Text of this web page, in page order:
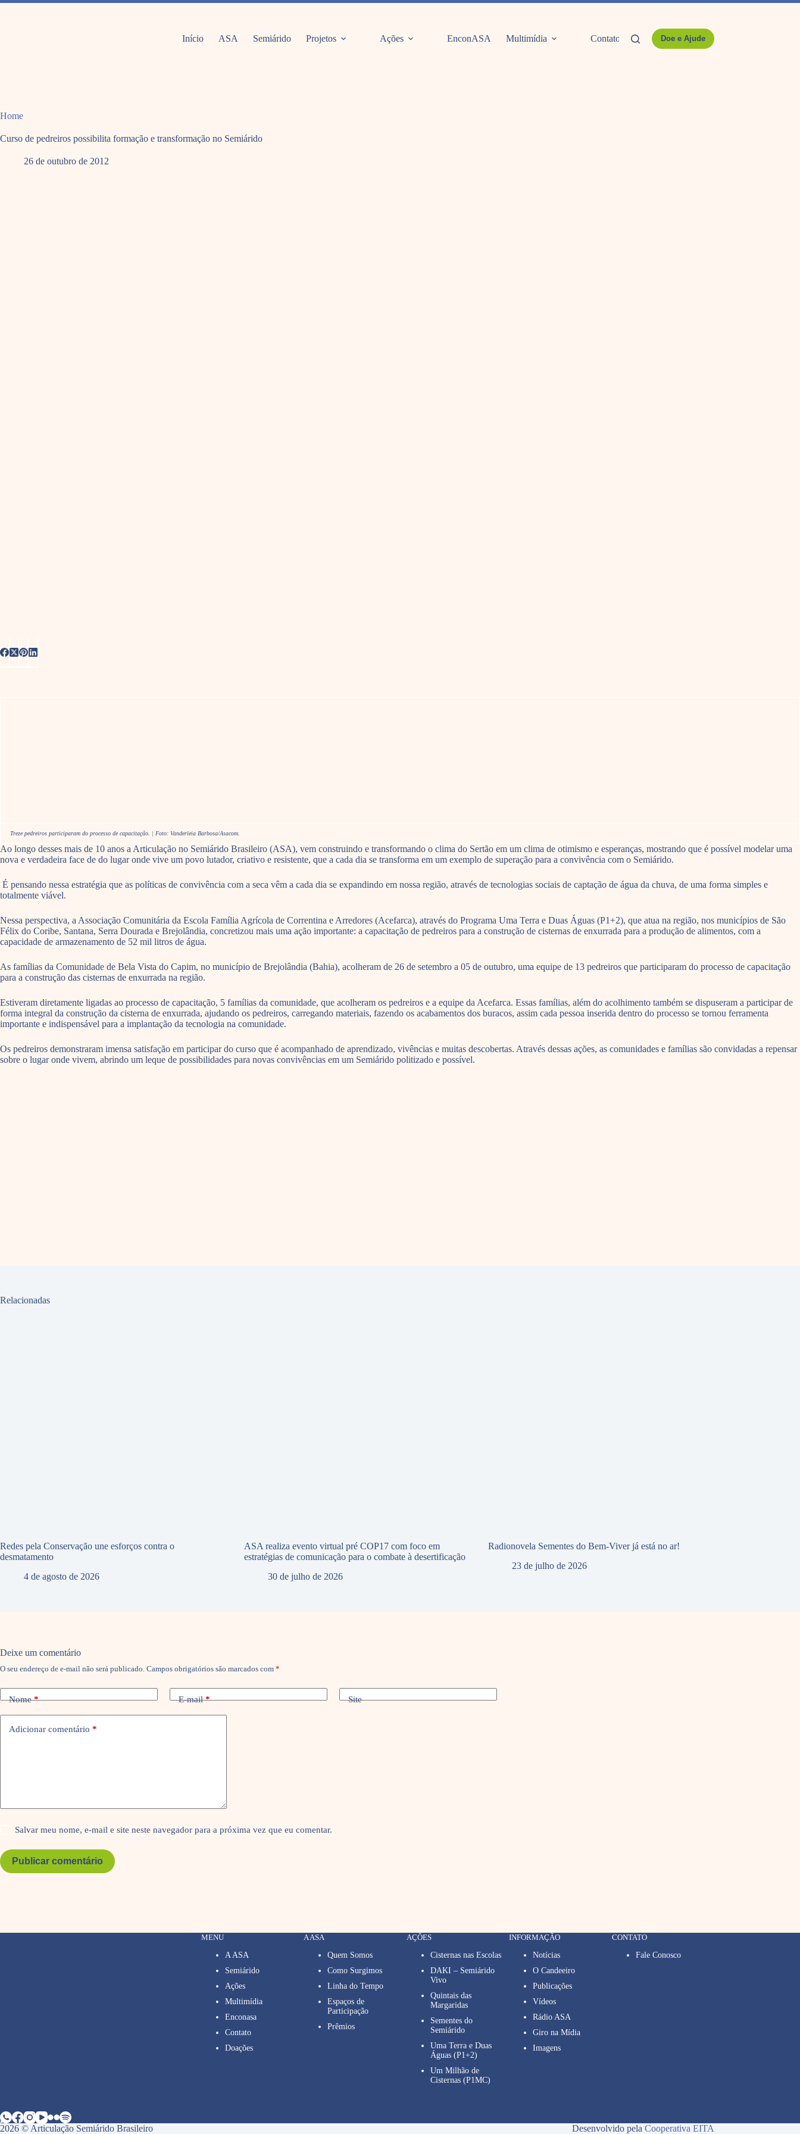
Pular
Início ASA Semiárido Projetos Ações EnconASA Multimídia Contato Doe e Ajude
Home
Curso de pedreiros possibilita formação e transformação no Semiárido
26 de outubro de 2012
Treze pedreiros participaram do processo de capacitação. | Foto: Vanderleia Barbosa/Asacom.
Ao longo desses mais de 10 anos a Articulação no Semiárido Brasileiro (ASA), vem construindo e transformando o clima do Sertão em um clima de otimismo e esperanças, mostrando que é possível modelar uma
nova e verdadeira face de do lugar onde vive um povo lutador, criativo e resistente, que a cada dia se transforma em um exemplo de superação para a convivência com o Semiárido.
É pensando nessa estratégia que as políticas de convivência com a seca vêm a cada dia se expandindo em nossa região, através de tecnologias sociais de captação de água da chuva, de uma forma simples e
totalmente viável.
Nessa perspectiva, a Associação Comunitária da Escola Família Agrícola de Correntina e Arredores (Acefarca), através do Programa Uma Terra e Duas Águas (P1+2), que atua na região, nos municípios de São
Félix do Coribe, Santana, Serra Dourada e Brejolândia, concretizou mais uma ação importante: a capacitação de pedreiros para a construção de cisternas de enxurrada para a produção de alimentos, com a
capacidade de armazenamento de 52 mil litros de água.
As famílias da Comunidade de Bela Vista do Capim, no município de Brejolândia (Bahia), acolheram de 26 de setembro a 05 de outubro, uma equipe de 13 pedreiros que participaram do processo de capacitação
para a construção das cisternas de enxurrada na região.
Estiveram diretamente ligadas ao processo de capacitação, 5 famílias da comunidade, que acolheram os pedreiros e a equipe da Acefarca. Essas famílias, além do acolhimento também se dispuseram a participar de
forma integral da construção da cisterna de enxurrada, ajudando os pedreiros, carregando materiais, fazendo os acabamentos dos buracos, assim cada pessoa inserida dentro do processo se tornou ferramenta
importante e indispensável para a implantação da tecnologia na comunidade.
Os pedreiros demonstraram imensa satisfação em participar do curso que é acompanhado de aprendizado, vivências e muitas descobertas. Através dessas ações, as comunidades e famílias são convidadas a repensar
sobre o lugar onde vivem, abrindo um leque de possibilidades para novas convivências em um Semiárido politizado e possível.
Relacionadas
Redes pela Conservação une esforços contra o
desmatamento
4 de agosto de 2026
ASA realiza evento virtual pré COP17 com foco em
estratégias de comunicação para o combate à desertificação
30 de julho de 2026
Radionovela Sementes do Bem-Viver já está no ar!
23 de julho de 2026
Deixe um comentário
O seu endereço de e-mail não será publicado. Campos obrigatórios são marcados com *
Nome* E-mail* Site
Adicionar comentário *
Salvar meu nome, e-mail e site neste navegador para a próxima vez que eu comentar.
Publicar comentário
MENU
A ASA
Semiárido
Ações
Multimídia
Enconasa
Contato
Doações
A ASA
Quem Somos
Como Surgimos
Linha do Tempo
Espaços de
Participação
Prêmios
AÇÕES
Cisternas nas Escolas
DAKI – Semiárido
Vivo
Quintais das
Margaridas
Sementes do
Semiárido
Uma Terra e Duas
Águas (P1+2)
Um Milhão de
Cisternas (P1MC)
INFORMAÇÃO
Notícias
O Candeeiro
Publicações
Vídeos
Rádio ASA
Giro na Mídia
Imagens
CONTATO
Fale Conosco
2026 © Articulação Semiárido Brasileiro Desenvolvido pela Cooperativa EITA